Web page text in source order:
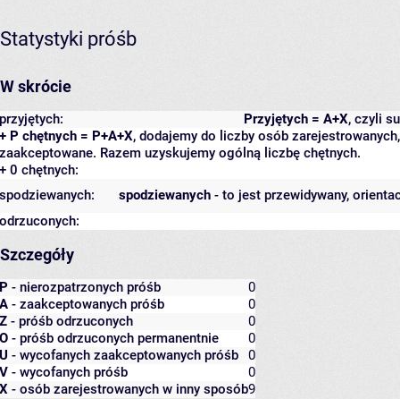
Statystyki próśb
W skrócie
Przyjętych = A+X, czyli
przyjętych:
+ P chętnych = P+A+X, dodajemy do liczby osób
zaakceptowane. Razem uzyskujemy ogólną liczbę chętnych.
+ 0 chętnych:
spodziewanych - to jest przewidywany,
spodziewanych:
odrzuconych:
Szczegóły
P - nierozpatrzonych próśb
0
A - zaakceptowanych próśb
0
Z - próśb odrzuconych
0
O - próśb odrzuconych permanentnie
0
U - wycofanych zaakceptowanych próśb
0
V - wycofanych próśb
0
X - osób zarejestrowanych w inny sposób9